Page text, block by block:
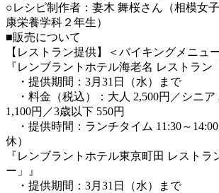
○レシピ制作者：妻木 舞桜さん（相模女
康栄養学科２年生）
■販売について
【レストラン提供】＜バイキングメニュ
『レンブラントホテル海老名 レストラン
・提供期間：3月31日（水）まで
・料金（税込）：大人 2,500円／シニア
1,100円／3歳以下 550円
・提供時間：ランチタイム 11:30～
休）
『レンブラントホテル東京町田 レストラ
ー」』
・提供期間：3月31日（水）まで